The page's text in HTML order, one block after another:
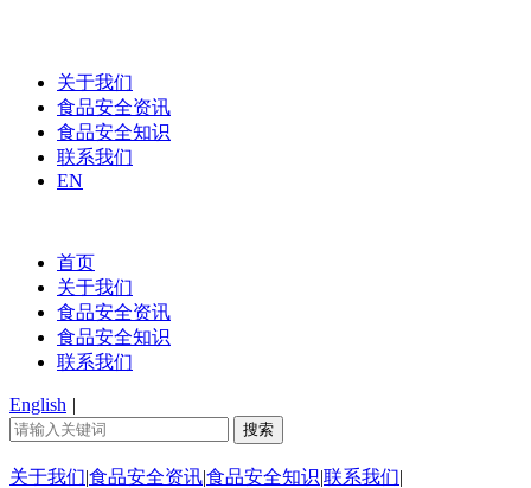
关于我们
食品安全资讯
食品安全知识
联系我们
EN
首页
关于我们
食品安全资讯
食品安全知识
联系我们
English |
关于我们|食品安全资讯|食品安全知识|联系我们|